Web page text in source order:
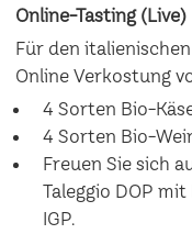
Online-Tasting (Live)
Für den
Online Verkostung
4 Sorten Bio-
4 Sorten Bio-
Freuen Sie sich
Taleggio DOP mit
IGP.